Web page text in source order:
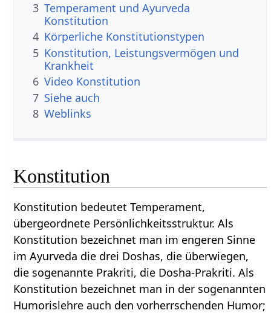
3 Temperament und Ayurveda
Konstitution
4 Körperliche Konstitutionstypen
5 Konstitution, Leistungsvermögen und
Krankheit
6 Video Konstitution
7 Siehe auch
8 Weblinks
Konstitution
Konstitution bedeutet Temperament,
übergeordnete Persönlichkeitsstruktur. Als
Konstitution bezeichnet man im engeren Sinne
im Ayurveda die drei Doshas, die überwiegen,
die sogenannte Prakriti, die Dosha-Prakriti. Als
Konstitution bezeichnet man in der sogenannten
Humorislehre auch den vorherrschenden Humor;